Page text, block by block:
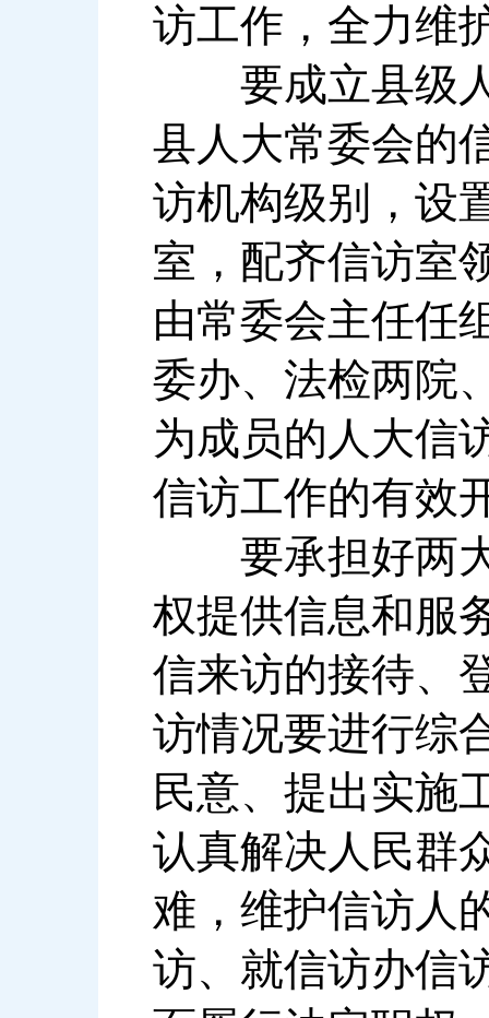
访工作，全力维
要成立县级人
县人大常委会的
访机构级别，设
室，配齐信访室
由常委会主任任
委办、法检两院
为成员的人大信
信访工作的有效
要承担好两大
权提供信息和服
信来访的接待、
访情况要进行综
民意、提出实施
认真解决人民群
难，维护信访人
访、就信访办信